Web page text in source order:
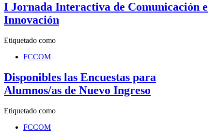
I Jornada Interactiva de Comunicación e
Innovación
Etiquetado como
FCCOM
Disponibles las Encuestas para
Alumnos/as de Nuevo Ingreso
Etiquetado como
FCCOM